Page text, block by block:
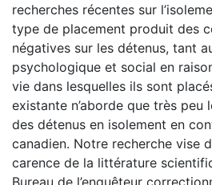
recherches récentes sur
type de placement produit des
négatives sur les détenus, tant
psychologique et social en
vie dans lesquelles ils sont
existante n’aborde que très peu
des détenus en isolement en
canadien. Notre recherche vise
carence de la littérature
Bureau de l’enquêteur